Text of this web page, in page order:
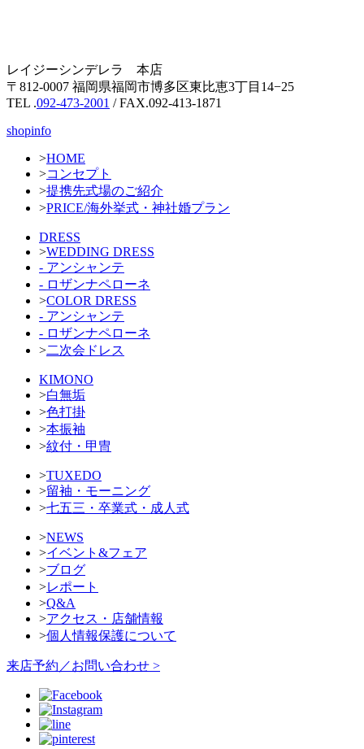
レイジーシンデレラ 本店
〒812-0007 福岡県福岡市博多区東比恵3丁目14−25
TEL .092-473-2001 / FAX.092-413-1871
shopinfo
>HOME
>コンセプト
>提携先式場のご紹介
>PRICE/海外挙式・神社婚プラン
DRESS
>WEDDING DRESS
- アンシャンテ
- ロザンナペローネ
>COLOR DRESS
- アンシャンテ
- ロザンナペローネ
>二次会ドレス
KIMONO
>白無垢
>色打掛
>本振袖
>紋付・甲冑
>TUXEDO
>留袖・モーニング
>七五三・卒業式・成人式
>NEWS
>イベント&フェア
>ブログ
>レポート
>Q&A
>アクセス・店舗情報
>個人情報保護について
来店予約／お問い合わせ >